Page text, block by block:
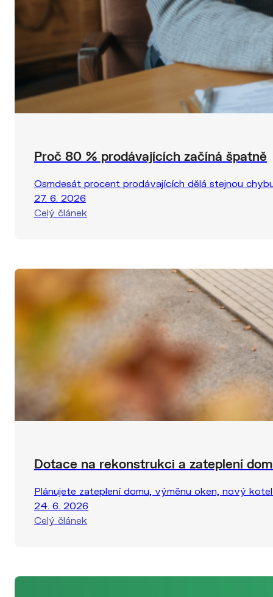
Proč 80 % prodávajících začíná špatně
Osmdesát procent prodávajících dělá stejnou
27. 6. 2026
Celý článek
Dotace na rekonstrukci a zateplení
Plánujete zateplení domu, výměnu oken, nový
24. 6. 2026
Celý článek